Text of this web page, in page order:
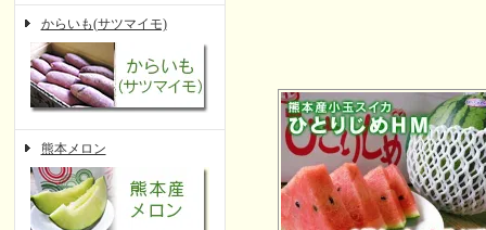
からいも(サツマイモ)
熊本メロン